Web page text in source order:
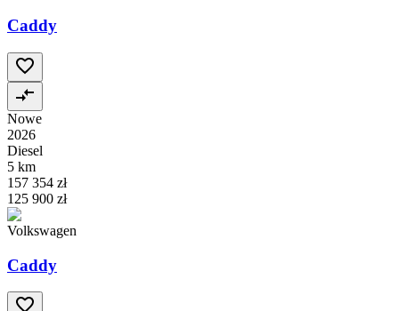
Caddy
Nowe
2026
Diesel
5 km
157 354 zł
125 900 zł
Volkswagen
Caddy